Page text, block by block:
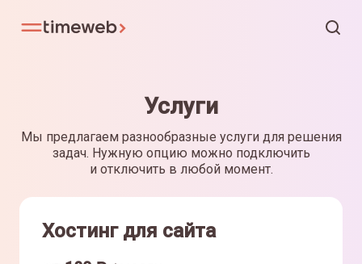
Услуги
Мы предлагаем разнообразные услуги для решения
задач. Нужную опцию можно подключить
и отключить в любой момент.
Хостинг для сайта